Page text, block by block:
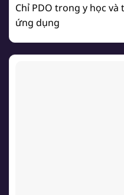
Chỉ PDO trong y học
ứng dụng